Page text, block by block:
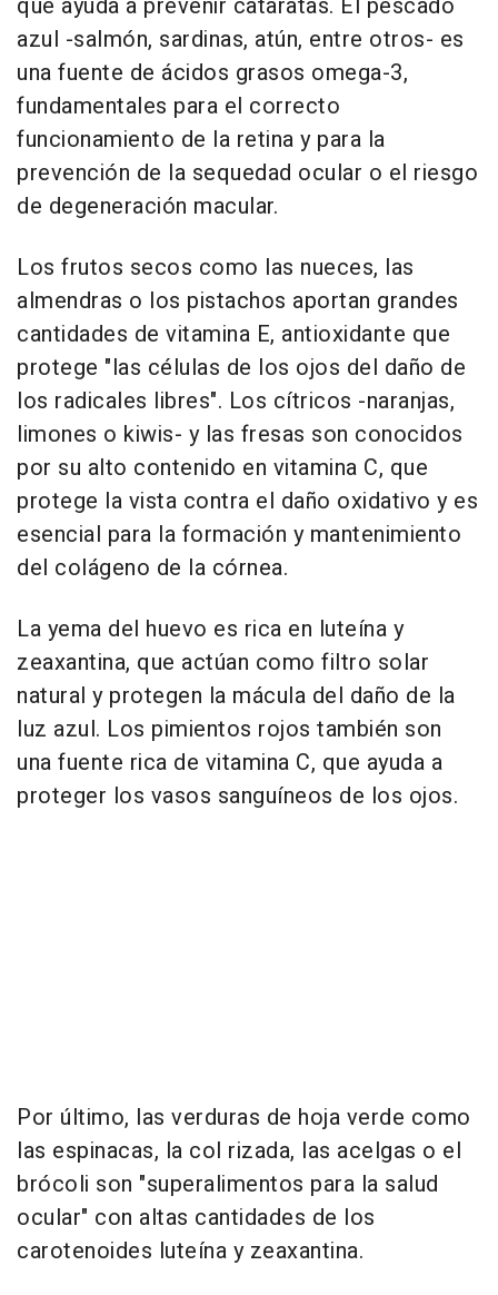
azul -salmón, sardinas, atún, entre otros- es
una fuente de ácidos grasos omega-3,
fundamentales para el correcto
funcionamiento de la retina y para la
prevención de la sequedad ocular o el riesgo
de degeneración macular.
Los frutos secos como las nueces, las
almendras o los pistachos aportan grandes
cantidades de vitamina E, antioxidante que
protege "las células de los ojos del daño de
los radicales libres". Los cítricos -naranjas,
limones o kiwis- y las fresas son conocidos
por su alto contenido en vitamina C, que
protege la vista contra el daño oxidativo y es
esencial para la formación y mantenimiento
del colágeno de la córnea.
La yema del huevo es rica en luteína y
zeaxantina, que actúan como filtro solar
natural y protegen la mácula del daño de la
luz azul. Los pimientos rojos también son
una fuente rica de vitamina C, que ayuda a
proteger los vasos sanguíneos de los ojos.
Por último, las verduras de hoja verde como
las espinacas, la col rizada, las acelgas o el
brócoli son "superalimentos para la salud
ocular" con altas cantidades de los
carotenoides luteína y zeaxantina.